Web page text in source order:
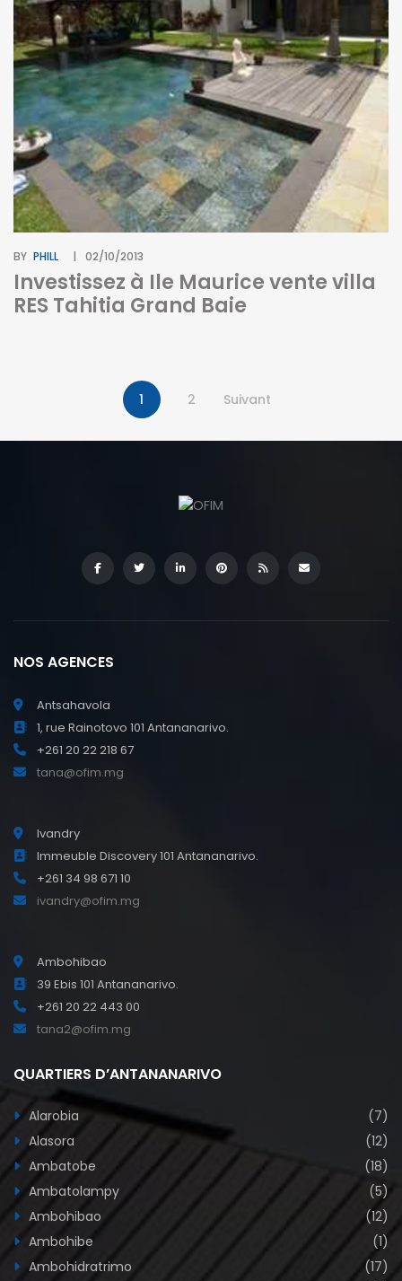
BY PHILL 02/10/2013
Investissez à Ile Maurice vente villa
RES Tahitia Grand Baie
1 2 Suivant
NOS AGENCES
Antsahavola
1, rue Rainotovo 101 Antananarivo.
+261 20 22 218 67
tana@ofim.mg
Ivandry
Immeuble Discovery 101 Antananarivo.
+261 34 98 671 10
ivandry@ofim.mg
Ambohibao
39 Ebis 101 Antananarivo.
+261 20 22 443 00
tana2@ofim.mg
QUARTIERS D’ANTANANARIVO
Alarobia
(7)
Alasora
(12)
Ambatobe
(18)
Ambatolampy
(5)
Ambohibao
(12)
Ambohibe
(1)
Ambohidratrimo
(17)